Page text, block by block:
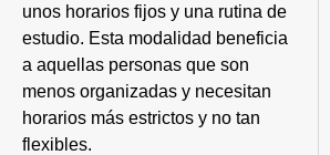
unos horarios fijos y una rutina de
estudio. Esta modalidad beneficia
a aquellas personas que son
menos organizadas y necesitan
horarios más estrictos y no tan
flexibles.